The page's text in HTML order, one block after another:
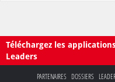
Téléchargez les
Leaders
PARTENAIRES DOSSIERS